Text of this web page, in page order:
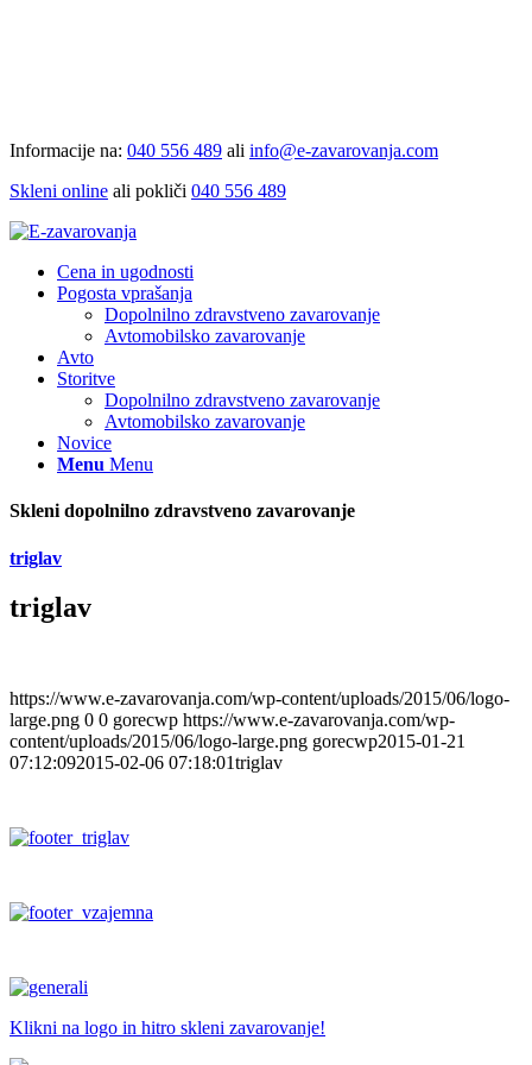
Informacije na: 040 556 489 ali info@e-zavarovanja.com
Skleni online ali pokliči 040 556 489
Cena in ugodnosti
Pogosta vprašanja
Dopolnilno zdravstveno zavarovanje
Avtomobilsko zavarovanje
Avto
Storitve
Dopolnilno zdravstveno zavarovanje
Avtomobilsko zavarovanje
Novice
Menu Menu
Skleni dopolnilno zdravstveno zavarovanje
triglav
triglav
https://www.e-zavarovanja.com/wp-content/uploads/2015/06/logo-
large.png 0 0 gorecwp https://www.e-zavarovanja.com/wp-
content/uploads/2015/06/logo-large.png gorecwp2015-01-21
07:12:092015-02-06 07:18:01triglav
Klikni na logo in hitro skleni zavarovanje!